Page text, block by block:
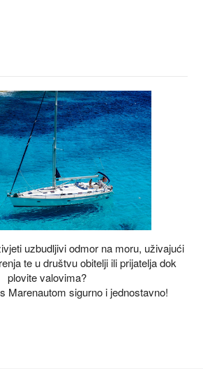
uzbudljivi odmor na moru, uživajući
te u društvu obitelji ili prijatelja dok
plovite valovima?
Marenautom sigurno i jednostavno!